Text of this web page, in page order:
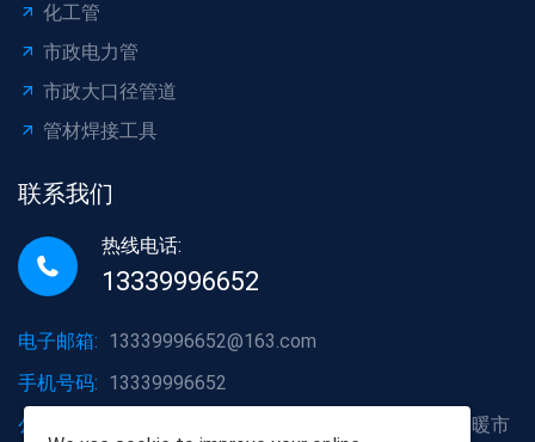
化工管
市政电力管
市政大口径管道
管材焊接工具
联系我们
热线电话:
13339996652
电子邮箱: 13339996652@163.com
手机号码: 13339996652
公司地址:
湖北省武汉市洪山区白沙洲大道烽火五金水暖市